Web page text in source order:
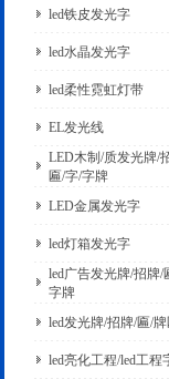
led铁皮发光字
led水晶发光字
led柔性霓虹灯带
EL发光线
LED木制/质发光牌/
匾/字/字牌
LED金属发光字
led灯箱发光字
led广告发光牌/招牌/
字牌
led发光牌/招牌/匾/
led亮化工程/led工程